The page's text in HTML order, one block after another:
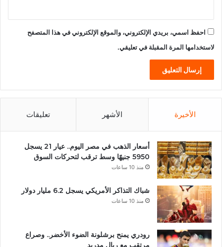
احفظ اسمي، بريدي الإلكتروني، والموقع الإلكتروني في هذا المتصفح
لاستخدامها المرة المقبلة في تعليقي.
الأخيرة الأشهر تعليقات
أسعار الذهب في مصر اليوم.. عيار 21 يسجل
5950 جنيهًا وسط ترقب لتحركات السوق
منذ 10 ساعات
شباك التذاكر الأمريكي يسجل 6.2 مليار دولار
منذ 10 ساعات
رودري يمنح برشلونة الضوء الأخضر.. وصراع
مرتقب مع ريال مدريد